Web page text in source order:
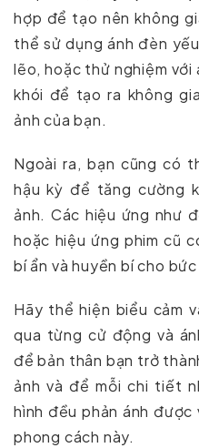
hợp để tạo nên không
thể sử dụng ánh đèn
lẽo, hoặc thử nghiệm với
khói để tạo ra không
ảnh của bạn.
Ngoài ra, bạn cũng có
hậu kỳ để tăng cường
ảnh. Các hiệu ứng như
hoặc hiệu ứng phim cũ
bí ẩn và huyền bí cho
Hãy thể hiện biểu cảm
qua từng cử động và
để bản thân bạn trở
ảnh và để mỗi chi tiết
hình đều phản ánh được
phong cách này.